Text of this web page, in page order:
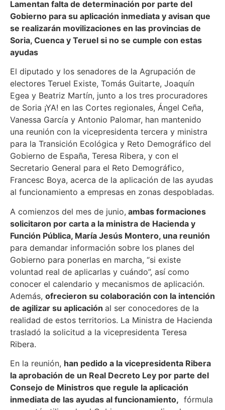
Lamentan falta de determinación por parte del
Gobierno para su aplicación inmediata y avisan que
se realizarán movilizaciones en las provincias de
Soria, Cuenca y Teruel si no se cumple con estas
ayudas
El diputado y los senadores de la Agrupación de
electores Teruel Existe, Tomás Guitarte, Joaquín
Egea y Beatriz Martín, junto a los tres procuradores
de Soria ¡YA! en las Cortes regionales, Ángel Ceña,
Vanessa García y Antonio Palomar, han mantenido
una reunión con la vicepresidenta tercera y ministra
para la Transición Ecológica y Reto Demográfico del
Gobierno de España, Teresa Ribera, y con el
Secretario General para el Reto Demográfico,
Francesc Boya, acerca de la aplicación de las ayudas
al funcionamiento a empresas en zonas despobladas.
A comienzos del mes de junio, ambas formaciones
solicitaron por carta a la ministra de Hacienda y
Función Pública, María Jesús Montero, una reunión
para demandar información sobre los planes del
Gobierno para ponerlas en marcha, “si existe
voluntad real de aplicarlas y cuándo”, así como
conocer el calendario y mecanismos de aplicación.
Además, ofrecieron su colaboración con la intención
de agilizar su aplicación al ser conocedores de la
realidad de estos territorios. La Ministra de Hacienda
trasladó la solicitud a la vicepresidenta Teresa
Ribera.
En la reunión, han pedido a la vicepresidenta Ribera
la aprobación de un Real Decreto Ley por parte del
Consejo de Ministros que regule la aplicación
inmediata de las ayudas al funcionamiento, fórmula